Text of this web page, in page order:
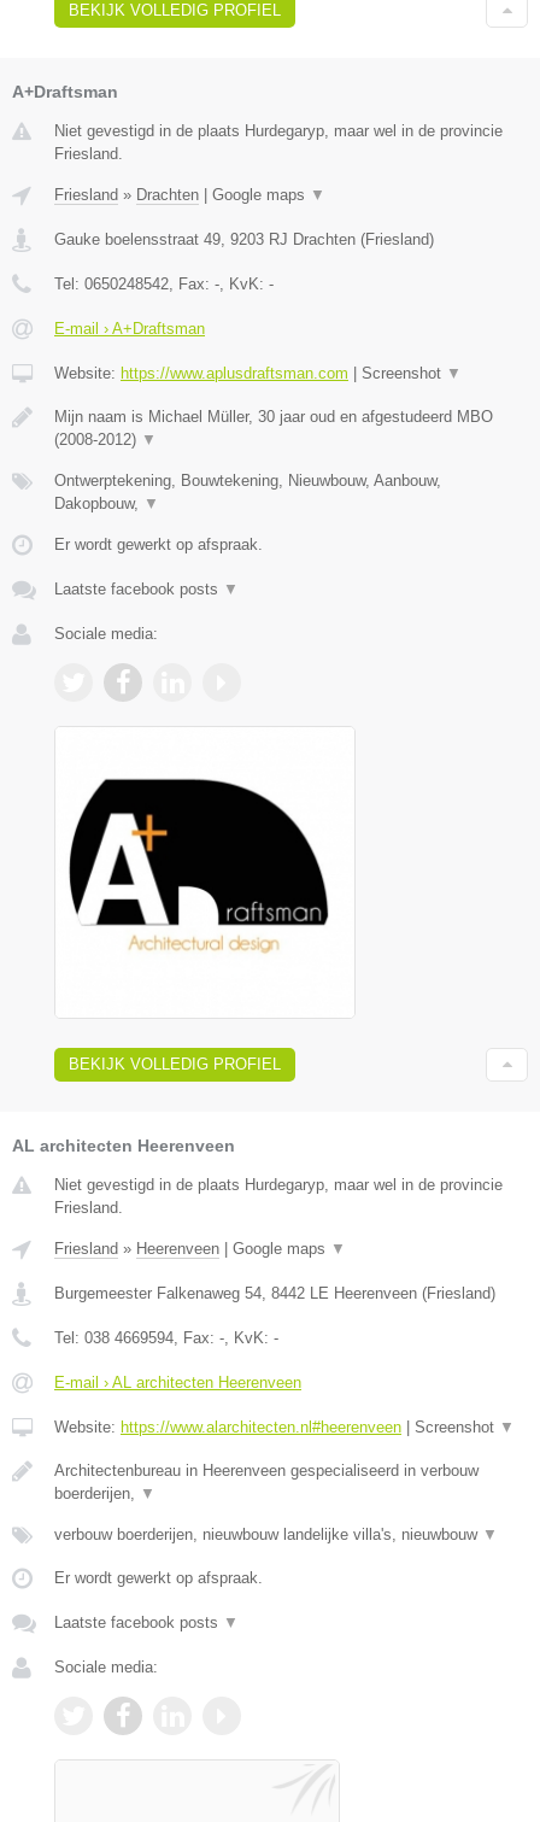
BEKIJK VOLLEDIG PROFIEL
A+Draftsman
Niet gevestigd in de plaats Hurdegaryp, maar wel in de provincie
Friesland.
Friesland » Drachten Google maps ▼
Gauke boelensstraat 49, 9203 RJ Drachten (Friesland)
Tel: 0650248542, Fax: -, KvK: -
E-mail › A+Draftsman
Website: https://www.aplusdraftsman.com Screenshot ▼
Mijn naam is Michael Müller, 30 jaar oud en afgestudeerd MBO
(2008-2012) ▼
Ontwerptekening, Bouwtekening, Nieuwbouw, Aanbouw,
Dakopbouw, ▼
Er wordt gewerkt op afspraak.
Laatste facebook posts ▼
Sociale media:
BEKIJK VOLLEDIG PROFIEL
AL architecten Heerenveen
Niet gevestigd in de plaats Hurdegaryp, maar wel in de provincie
Friesland.
Friesland » Heerenveen Google maps ▼
Burgemeester Falkenaweg 54, 8442 LE Heerenveen (Friesland)
Tel: 038 4669594, Fax: -, KvK: -
E-mail › AL architecten Heerenveen
Website: https://www.alarchitecten.nl#heerenveen Screenshot ▼
Architectenbureau in Heerenveen gespecialiseerd in verbouw
boerderijen, ▼
verbouw boerderijen, nieuwbouw landelijke villa's, nieuwbouw ▼
Er wordt gewerkt op afspraak.
Laatste facebook posts ▼
Sociale media: